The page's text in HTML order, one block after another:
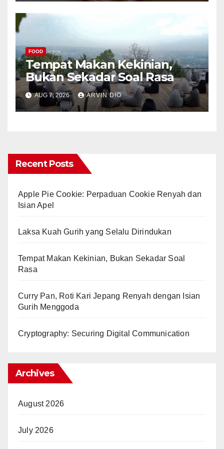
FOOD
Tempat Makan Kekinian,
Bukan Sekadar Soal Rasa
AUG 7, 2026 ARVIN DIO
Recent Posts
Apple Pie Cookie: Perpaduan Cookie Renyah dan
Isian Apel
Laksa Kuah Gurih yang Selalu Dirindukan
Tempat Makan Kekinian, Bukan Sekadar Soal
Rasa
Curry Pan, Roti Kari Jepang Renyah dengan Isian
Gurih Menggoda
Cryptography: Securing Digital Communication
Archives
August 2026
July 2026